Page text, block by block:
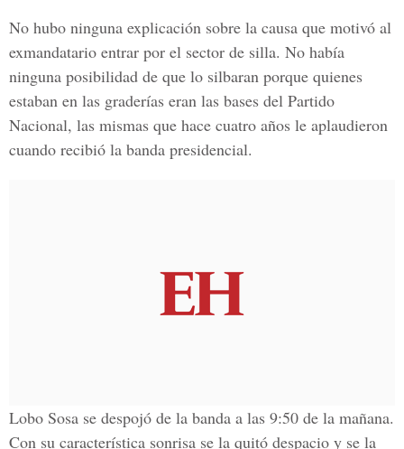
No hubo ninguna explicación sobre la causa que motivó al
exmandatario entrar por el sector de silla. No había
ninguna posibilidad de que lo silbaran porque quienes
estaban en las graderías eran las bases del Partido
Nacional, las mismas que hace cuatro años le aplaudieron
cuando recibió la banda presidencial.
Lobo Sosa se despojó de la banda a las 9:50 de la mañana.
Con su característica sonrisa se la quitó despacio y se la